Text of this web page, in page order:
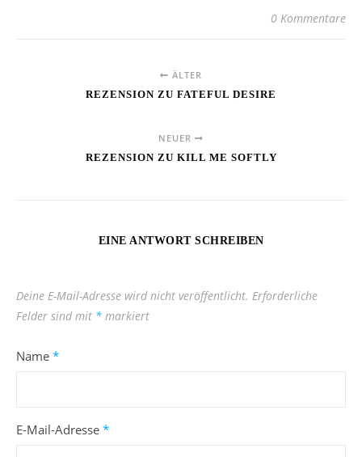
0 Kommentare
ÄLTER
REZENSION ZU FATEFUL DESIRE
NEUER
REZENSION ZU KILL ME SOFTLY
EINE ANTWORT SCHREIBEN
Deine E-Mail-Adresse wird nicht veröffentlicht. Erforderliche
Felder sind mit * markiert
Name *
E-Mail-Adresse *